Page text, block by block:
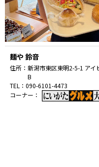
麺や 鈴音
住所： 新潟市東区東明2-5-1 アイ
B
TEL： 090-6101-4473
コーナー：